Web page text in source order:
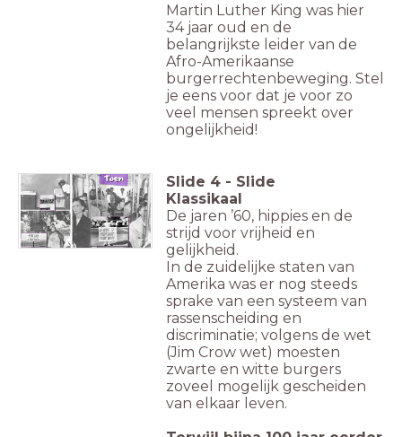
Martin Luther King was hier
34 jaar oud en de
belangrijkste leider van de
Afro-Amerikaanse
burgerrechtenbeweging. Stel
je eens voor dat je voor zo
veel mensen spreekt over
ongelijkheid!
Slide 4 - Slide
Klassikaal
De jaren ’60, hippies en de
strijd voor vrijheid en
gelijkheid.
In de zuidelijke staten van
Amerika was er nog steeds
sprake van een systeem van
rassenscheiding en
discriminatie; volgens de wet
(Jim Crow wet) moesten
zwarte en witte burgers
zoveel mogelijk gescheiden
van elkaar leven.